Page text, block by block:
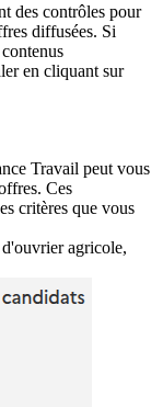
des contrôles pour
diffusées. Si
en cliquant sur
Travail peut vous
Ces
critères que vous
agricole,